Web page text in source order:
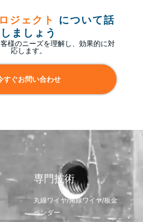
ジェクト
について話
しましょう
様のニーズを理解し、効果的に対
応します。
すぐお問い合わせ
専門技術
丸線ワイヤ/角線ワイヤ/板金
ベンダー